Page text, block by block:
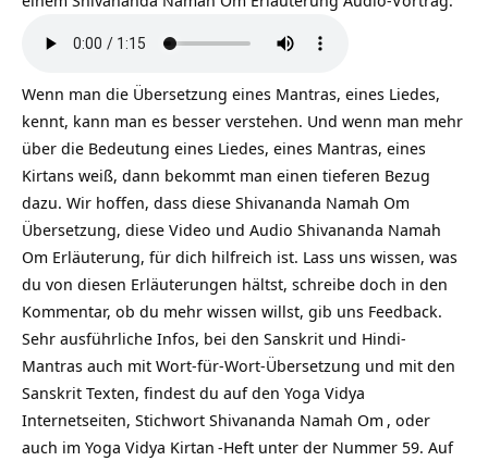
Wenn man die Übersetzung eines Mantras, eines Liedes,
kennt, kann man es besser verstehen. Und wenn man mehr
über die Bedeutung eines Liedes, eines Mantras, eines
Kirtans weiß, dann bekommt man einen tieferen Bezug
dazu. Wir hoffen, dass diese Shivananda Namah Om
Übersetzung, diese Video und Audio Shivananda Namah
Om Erläuterung, für dich hilfreich ist. Lass uns wissen, was
du von diesen Erläuterungen hältst, schreibe doch in den
Kommentar, ob du mehr wissen willst, gib uns Feedback.
Sehr ausführliche Infos, bei den Sanskrit und Hindi-
Mantras auch mit Wort-für-Wort-Übersetzung und mit den
Sanskrit Texten, findest du auf den Yoga Vidya
Internetseiten, Stichwort Shivananda Namah Om , oder
auch im Yoga Vidya Kirtan -Heft unter der Nummer 59. Auf